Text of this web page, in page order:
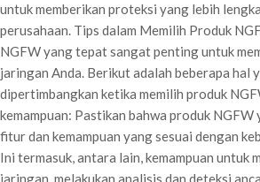
untuk memberikan proteksi yang lebih
perusahaan. Tips dalam Memilih Produk
NGFW yang tepat sangat penting untuk
jaringan Anda. Berikut adalah beberapa hal
dipertimbangkan ketika memilih produk
kemampuan: Pastikan bahwa produk NGFW
fitur dan kemampuan yang sesuai dengan
Ini termasuk, antara lain, kemampuan untuk
jaringan, melakukan analisis dan deteksi